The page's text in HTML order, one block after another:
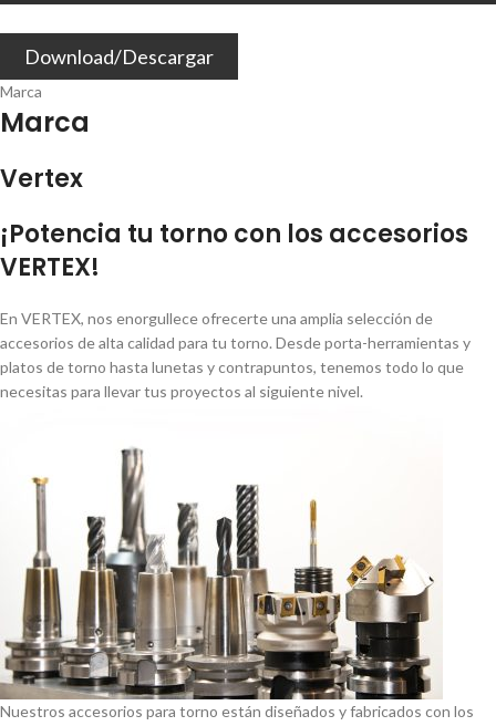
Download/Descargar
Marca
Marca
Vertex
¡Potencia tu torno con los accesorios
VERTEX!
En VERTEX, nos enorgullece ofrecerte una amplia selección de
accesorios de alta calidad para tu torno. Desde porta-herramientas y
platos de torno hasta lunetas y contrapuntos, tenemos todo lo que
necesitas para llevar tus proyectos al siguiente nivel.
Nuestros accesorios para torno están diseñados y fabricados con los